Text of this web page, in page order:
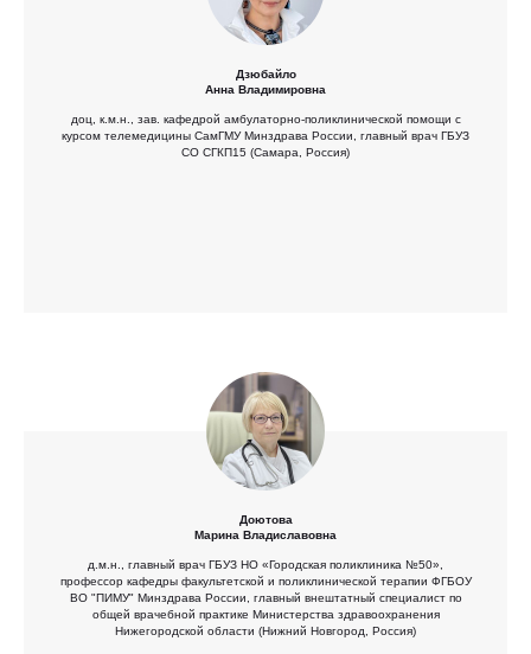
Дзюбайло
Анна Владимировна
доц, к.м.н., зав. кафедрой амбулаторно-поликлинической помощи с
курсом телемедицины СамГМУ Минздрава России, главный врач ГБУЗ
СО СГКП15 (Самара, Россия)
Доютова
Марина Владиславовна
д.м.н., главный врач ГБУЗ НО «Городская поликлиника №50»,
профессор кафедры факультетской и поликлинической терапии ФГБОУ
ВО "ПИМУ" Минздрава России, главный внештатный специалист по
общей врачебной практике Министерства здравоохранения
Нижегородской области (Нижний Новгород, Россия)